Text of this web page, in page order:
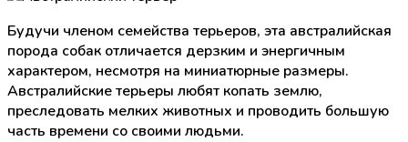
Будучи членом семейства терьеров, эта австралийская
порода собак отличается дерзким и энергичным
характером, несмотря на миниатюрные размеры.
Австралийские терьеры любят копать землю,
преследовать мелких животных и проводить большую
часть времени со своими людьми.